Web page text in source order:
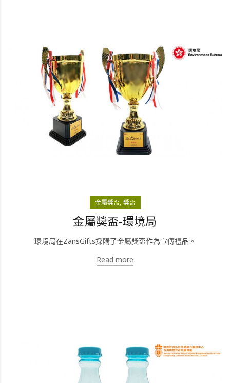
金屬獎盃 獎盃
金屬獎盃-環境局
環境局在ZansGifts採購了金屬獎盃作為宣傳禮品。
Read more